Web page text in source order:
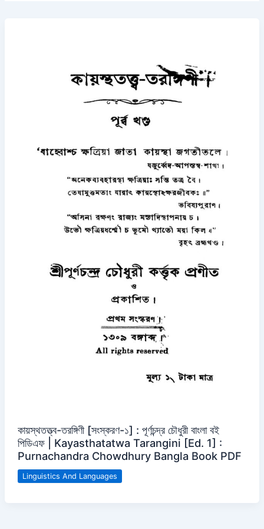
কায়স্থতত্ত্ব-তরঙ্গিণী [সংস্করণ-১] : পূর্ণচন্দ্র চৌধুরী বাংলা বই
পিডিএফ | Kayasthatatwa Tarangini [Ed. 1] :
Purnachandra Chowdhury Bangla Book PDF
Linguistics And Languages